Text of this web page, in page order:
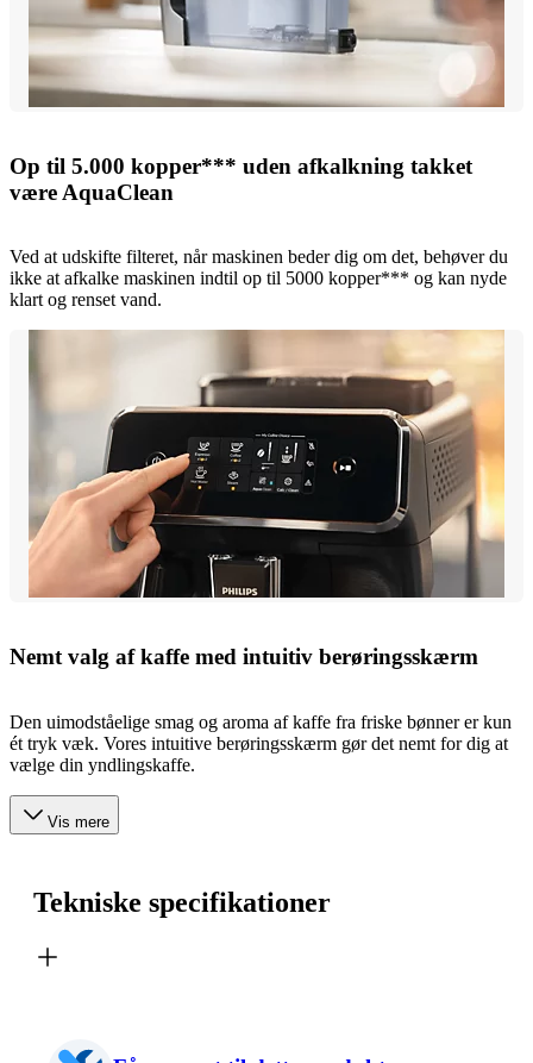
Op til 5.000 kopper*** uden afkalkning takket
være AquaClean
Ved at udskifte filteret, når maskinen beder dig om det, behøver du
ikke at afkalke maskinen indtil op til 5000 kopper*** og kan nyde
klart og renset vand.
Nemt valg af kaffe med intuitiv berøringsskærm
Den uimodståelige smag og aroma af kaffe fra friske bønner er kun
ét tryk væk. Vores intuitive berøringsskærm gør det nemt for dig at
vælge din yndlingskaffe.
Vis mere
Tekniske specifikationer